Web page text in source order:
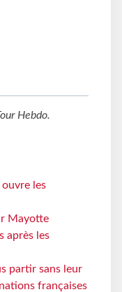
Hebdo.
ouvre les
Mayotte
après les
partir sans leur
françaises